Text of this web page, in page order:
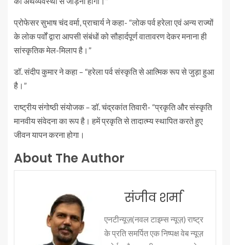
प्रोफेसर सुभाष चंद वर्मा, प्राचार्य ने कहा- “लोक पर्व हरेला एवं अन्य राज्यों
के लोक पर्वों द्वारा आपसी संबंधों को सौहार्दपूर्ण वातावरण देकर मनाना ही
सांस्कृतिक मेल-मिलाप है।”
डॉ. संदीप कुमार ने कहा – “हरेला पर्व संस्कृति से आत्मिक रूप से जुड़ा हुआ
है।”
राष्ट्रीय संगोष्ठी संयोजक – डॉ. चंद्रकांत तिवारी- “प्रकृति और संस्कृति
मानवीय संवेदना का रूप है। हमें प्रकृति से तादात्म्य स्थापित करते हुए
जीवन यापन करना होगा।
About The Author
संजीव शर्मा
एनटीन्यूज़(नवल टाइम्स न्यूज़) राष्ट्र
के प्रति समर्पित एक निष्पक्ष वेब न्यूज़